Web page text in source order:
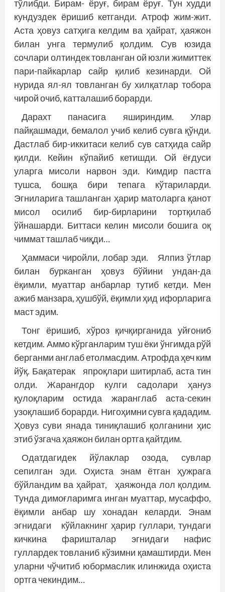
тўлибди. Бирам- ёруғ, бирам ёруғ. Тун худди
кундуздек ёришиб кетганди. Атроф жим-жит.
Аста ҳовуз сатҳига келдим ва ҳайрат, ҳаяжон
билан унга термулиб қолдим. Сув юзида
сочлари олтиндек товланган ой юзли жимиттек
пари-пайкарлар сайр қилиб кезинарди. Ой
нурида ял-ял товланган бу хилқатлар тобора
чирой очиб, катталашиб борарди.
Дарахт панасига яшириндим. Улар
пайқашмади, бемалол учиб келиб сувга қўнди.
Дастлаб бир-иккитаси келиб сув сатҳида сайр
қилди. Кейин кўпайиб кетишди. Ой ёғдуси
уларга мисоли нарвон эди. Кимдир пастга
тушса, бошқа бири тепага кўтариларди.
Эгниларига ташланган ҳарир матоларга қанот
мисол осилиб бир-бирларини тортқилаб
ўйнашарди. Биттаси келин мисоли бошига оқ
чиммат ташлаб чиқди…
Ҳаммаси чиройли, лобар эди. Ялпиз ўтлар
билан бурканган ҳовуз бўйини ундан-да
ёқимли, муаттар анбарлар тутиб кетди. Мен
ажиб манзара, ҳушбўй, ёқимли ҳид ифорларига
маст эдим.
Тонг ёришиб, хўроз қичқирганида уйғониб
кетдим. Аммо кўрганларим туш ёки ўнгимда рўй
берганми англаб етолмасдим. Атрофда ҳеч ким
йўқ. Бақатерак япроқлари шитирлаб, аста тин
олди. Жарангдор кулги садолари ҳануз
қулоқларим остида жаранглаб аста-секин
узоқлашиб борарди. Нигоҳимни сувга қададим.
Ҳовуз суви янада тиниқлашиб қолганини ҳис
этиб ўзгача ҳая­жон билан ортга қайтдим.
Одатдагидек йўлаклар озода, сувлар
сепилган эди. Оҳиста энам ётган ҳужрага
бўйландим ва ҳайрат, ҳаяжонда лол қолдим.
Тунда димоғларимга инган муаттар, мусаффо,
ёқимли анбар шу хонадан келарди. Энам
эгнидаги кўйлакнинг ҳарир гуллари, тундаги
кичкина фаришталар эгнидаги нафис
гуллардек товланиб кўзимни қамаштирди. Мен
уларни чўчитиб юбормаслик илинжида оҳиста
ортга чекиндим…